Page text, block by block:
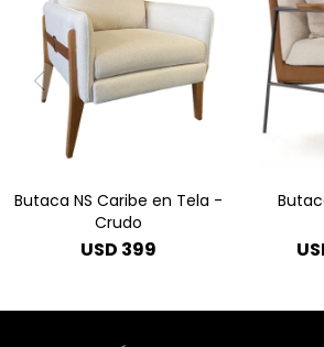
Butaca NS Caribe en Tela -
Crudo
USD 399